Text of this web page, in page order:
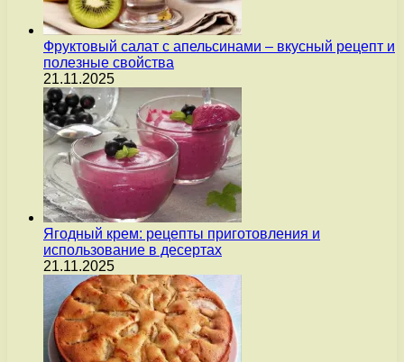
Фруктовый салат с апельсинами – вкусный рецепт и
полезные свойства
21.11.2025
Ягодный крем: рецепты приготовления и
использование в десертах
21.11.2025